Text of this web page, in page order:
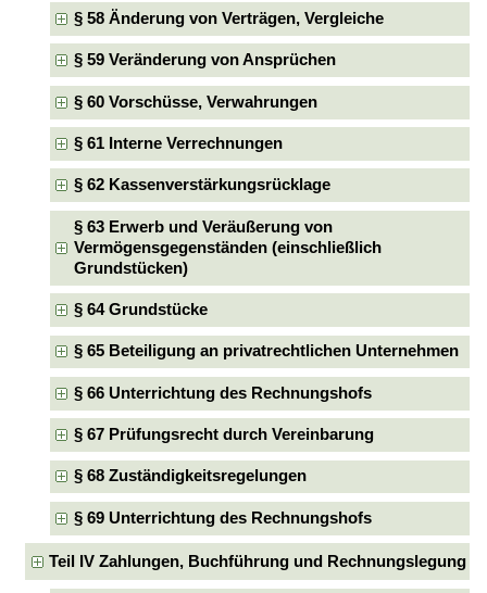
§ 58 Änderung von Verträgen, Vergleiche
§ 59 Veränderung von Ansprüchen
§ 60 Vorschüsse, Verwahrungen
§ 61 Interne Verrechnungen
§ 62 Kassenverstärkungsrücklage
§ 63 Erwerb und Veräußerung von
Vermögensgegenständen (einschließlich
Grundstücken)
§ 64 Grundstücke
§ 65 Beteiligung an privatrechtlichen Unternehmen
§ 66 Unterrichtung des Rechnungshofs
§ 67 Prüfungsrecht durch Vereinbarung
§ 68 Zuständigkeitsregelungen
§ 69 Unterrichtung des Rechnungshofs
Teil IV Zahlungen, Buchführung und Rechnungslegung